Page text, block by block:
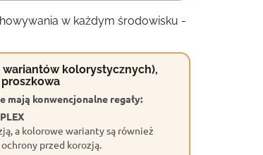
w każdym środowisku -
wariantów kolorystycznych),
mają konwencjonalne regały:
a kolorowe warianty są również
przed korozją.